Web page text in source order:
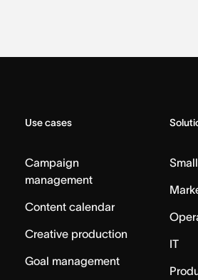
Use cases
Campaign
management
Content calendar
Creative production
Goal management
IT